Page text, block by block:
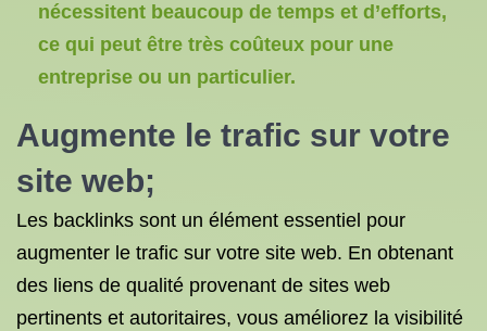
nécessitent beaucoup de temps et d’efforts,
ce qui peut être très coûteux pour une
entreprise ou un particulier.
Augmente le trafic sur votre
site web;
Les backlinks sont un élément essentiel pour
augmenter le trafic sur votre site web. En obtenant
des liens de qualité provenant de sites web
pertinents et autoritaires, vous améliorez la visibilité